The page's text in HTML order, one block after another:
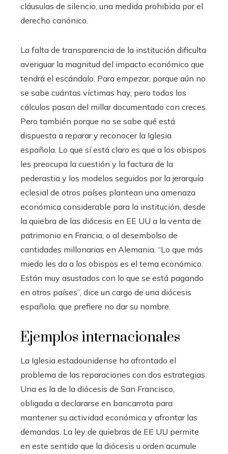
cláusulas de silencio, una medida prohibida por el
derecho canónico.
La falta de transparencia de la institución dificulta
averiguar la magnitud del impacto económico que
tendrá el escándalo. Para empezar, porque aún no
se sabe cuántas víctimas hay, pero todos los
cálculos pasan del millar documentado con creces.
Pero también porque no se sabe qué está
dispuesta a reparar y reconocer la Iglesia
española. Lo que sí está claro es que a los obispos
les preocupa la cuestión y la factura de la
pederastia y los modelos seguidos por la jerarquía
eclesial de otros países plantean una amenaza
económica considerable para la institución, desde
la quiebra de las diócesis en EE UU a la venta de
patrimonio en Francia, o al desembolso de
cantidades millonarias en Alemania. “Lo que más
miedo les da a los obispos es el tema económico.
Están muy asustados con lo que se está pagando
en otros países”, dice un cargo de una diócesis
española, que prefiere no dar su nombre.
Ejemplos internacionales
La Iglesia estadounidense ha afrontado el
problema de las reparaciones con dos estrategias.
Una es la de la diócesis de San Francisco,
obligada a declararse en bancarrota para
mantener su actividad económica y afrontar las
demandas. La ley de quiebras de EE UU permite
en este sentido que la diócesis u orden acumule